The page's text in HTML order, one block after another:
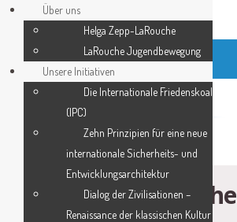
Helga Zepp-
Über uns
Helga Zepp-LaRouche
LaRouche Jugendbewegung
Unsere Initiativen
Die Internationale Friedenskoalition
(IPC)
­Zehn Prinzipien für eine neue
internationale Sicherheits- und
Entwicklungsarchitektur
Dialog der Zivilisationen –
Renaissance der klassischen Kultur